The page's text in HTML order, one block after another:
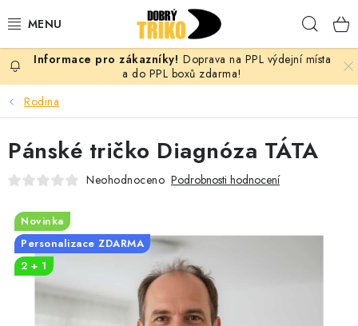
na
PRO ŽENY
PRO MUŽE
PRO DĚTI
PRO PÁRY
VLASTNÍ MOTIV
TRIČKA
Doprava na PPL výdejní místa
a do PPL boxů zdarma!
Rodina
Pánské tričko Diagnóza TÁTA
Neohodnoceno Podrobnosti hodnocení
Novinka
Personalizace ZDARMA
2 + 1